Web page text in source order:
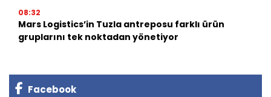
08:32
Mars Logistics’in Tuzla antreposu farklı ürün
gruplarını tek noktadan yönetiyor
Facebook